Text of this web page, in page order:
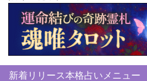
新着リリース本格占いメニュー